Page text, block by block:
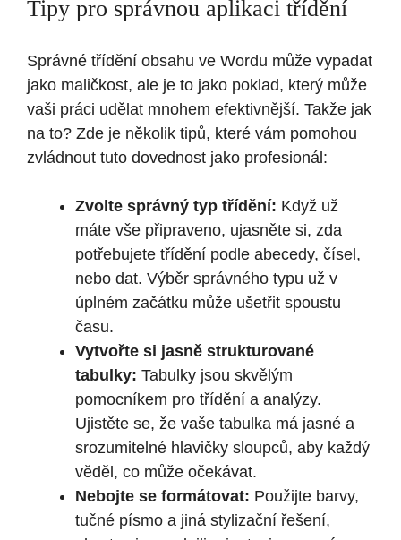
Tipy pro správnou aplikaci třídění
Správné třídění obsahu ve Wordu může vypadat
jako maličkost, ale je to jako poklad, který může
vaši práci udělat mnohem efektivnější. Takže jak
na to? Zde je několik tipů, které vám pomohou
zvládnout tuto dovednost jako profesionál:
Zvolte správný typ třídění: Když už
máte vše připraveno, ujasněte si, zda
potřebujete třídění podle abecedy, čísel,
nebo dat. Výběr správného typu už v
úplném začátku může ušetřit spoustu
času.
Vytvořte si jasně strukturované
tabulky: Tabulky jsou skvělým
pomocníkem pro třídění a analýzy.
Ujistěte se, že vaše tabulka má jasné a
srozumitelné hlavičky sloupců, aby každý
věděl, co může očekávat.
Nebojte se formátovat: Použijte barvy,
tučné písmo a jiná stylizační řešení,